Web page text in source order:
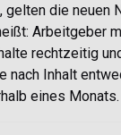
, gelten die neuen
Arbeitgeber
rechtzeitig
nach Inhalt
eines Monats.